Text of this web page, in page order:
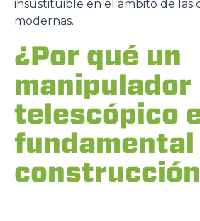
insustituible en el ámbito de las
modernas.
¿Por qué un
manipulador
telescópico
fundamental